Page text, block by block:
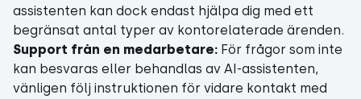
assistenten kan dock endast hjälpa dig med ett
begränsat antal typer av kontorelaterade ärenden.
Support från en medarbetare: För frågor som inte
kan besvaras eller behandlas av AI-assistenten,
vänligen följ instruktionen för vidare kontakt med